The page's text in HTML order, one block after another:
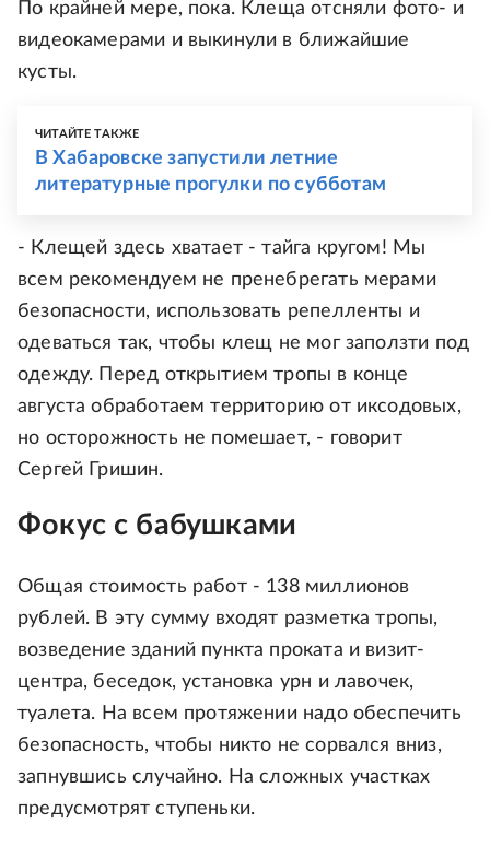
По крайней мере, пока. Клеща отсняли фото- и
видеокамерами и выкинули в ближайшие
кусты.
ЧИТАЙТЕ ТАКЖЕ
В Хабаровске запустили летние
литературные прогулки по субботам
- Клещей здесь хватает - тайга кругом! Мы
всем рекомендуем не пренебрегать мерами
безопасности, использовать репелленты и
одеваться так, чтобы клещ не мог заползти под
одежду. Перед открытием тропы в конце
августа обработаем территорию от иксодовых,
но осторожность не помешает, - говорит
Сергей Гришин.
Фокус с бабушками
Общая стоимость работ - 138 миллионов
рублей. В эту сумму входят разметка тропы,
возведение зданий пункта проката и визит-
центра, беседок, установка урн и лавочек,
туалета. На всем протяжении надо обеспечить
безопасность, чтобы никто не сорвался вниз,
запнувшись случайно. На сложных участках
предусмотрят ступеньки.